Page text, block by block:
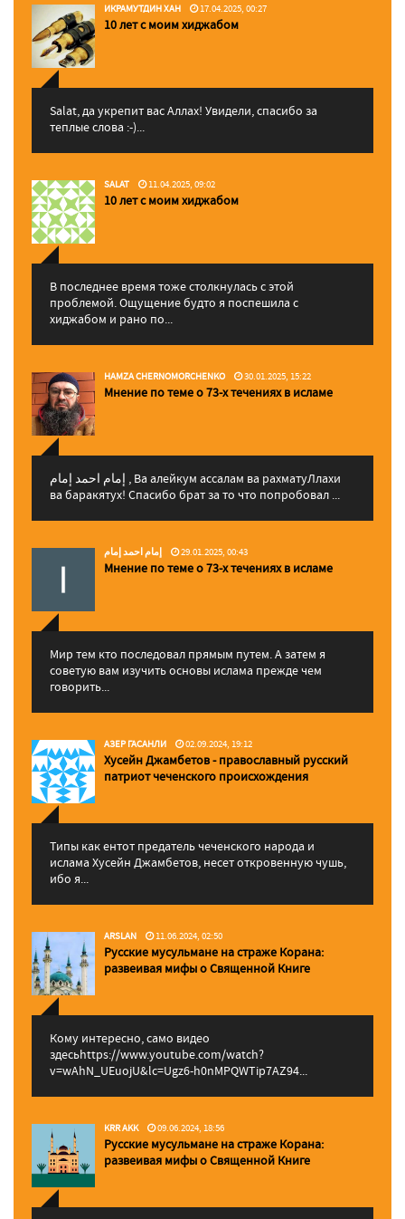
ИКРАМУТДИН ХАН 17.04.2025, 00:27
10 лет с моим хиджабом
Salat, да укрепит вас Аллаx! Увидели, спасибо за
теплые слова :-)...
SALAT 11.04.2025, 09:02
10 лет с моим хиджабом
В последнее время тоже столкнулась с этой
проблемой. Ощущение будто я поспешила с
хиджабом и рано по...
HAMZA CHERNOMORCHENKO 30.01.2025, 15:22
Мнение по теме о 73-х течениях в исламе
إمام احمد إمام , Ва алейкум ассалам ва рахматуЛлахи
ва баракятух! Спасибо брат за то что попробовал ...
إمام احمد إمام 29.01.2025, 00:43
Мнение по теме о 73-х течениях в исламе
Мир тем кто последовал прямым путем. А затем я
советую вам изучить основы ислама прежде чем
говорить...
АЗЕР ГАСАНЛИ 02.09.2024, 19:12
Хусейн Джамбетов - православный русский
патриот чеченского происхождения
Типы как ентот предатель чеченского народа и
ислама Хусейн Джамбетов, несет откровенную чушь,
ибо я...
ARSLAN 11.06.2024, 02:50
Русские мусульмане на страже Корана:
pазвеивая мифы о Священной Книге
Кому интересно, само видео
здесьhttps://www.youtube.com/watch?
v=wAhN_UEuojU&lc=Ugz6-h0nMPQWTip7AZ94...
KRR AKK 09.06.2024, 18:56
Русские мусульмане на страже Корана:
pазвеивая мифы о Священной Книге